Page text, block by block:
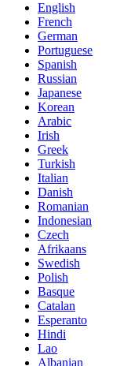
English
French
German
Portuguese
Spanish
Russian
Japanese
Korean
Arabic
Irish
Greek
Turkish
Italian
Danish
Romanian
Indonesian
Czech
Afrikaans
Swedish
Polish
Basque
Catalan
Esperanto
Hindi
Lao
Albanian